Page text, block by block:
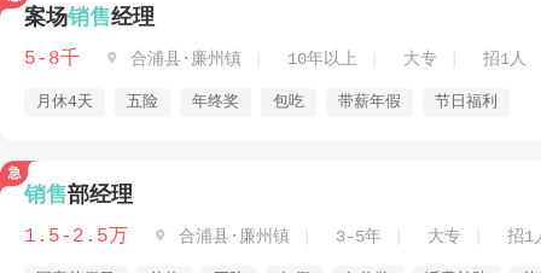
案场销售经理
5-8千  合浦县·廉州镇 10年以上 大专 招1人
月休4天 五险 年终奖 包吃 带薪年假 节日福利
销售部经理
1.5-2.5万  合浦县·廉州镇 3-5年 大专 招1